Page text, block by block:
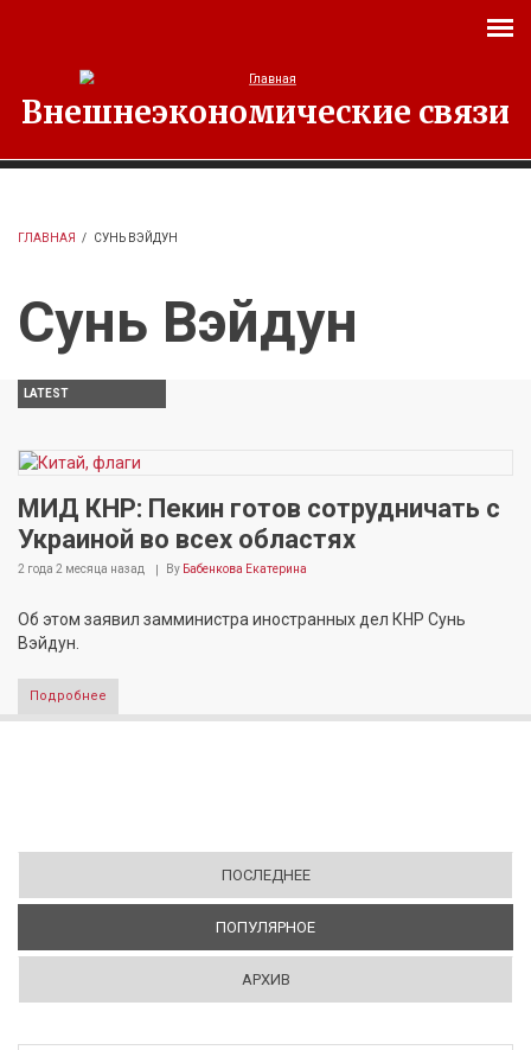
Внешнеэкономические связи
ГЛАВНАЯ / СУНЬ ВЭЙДУН
Сунь Вэйдун
LATEST
МИД КНР: Пекин готов сотрудничать с
Украиной во всех областях
2 года 2 месяца назад By Бабенкова Екатерина
Об этом заявил замминистра иностранных дел КНР Сунь
Вэйдун.
Подробнее
ПОСЛЕДНЕЕ
ПОПУЛЯРНОЕ
АРХИВ